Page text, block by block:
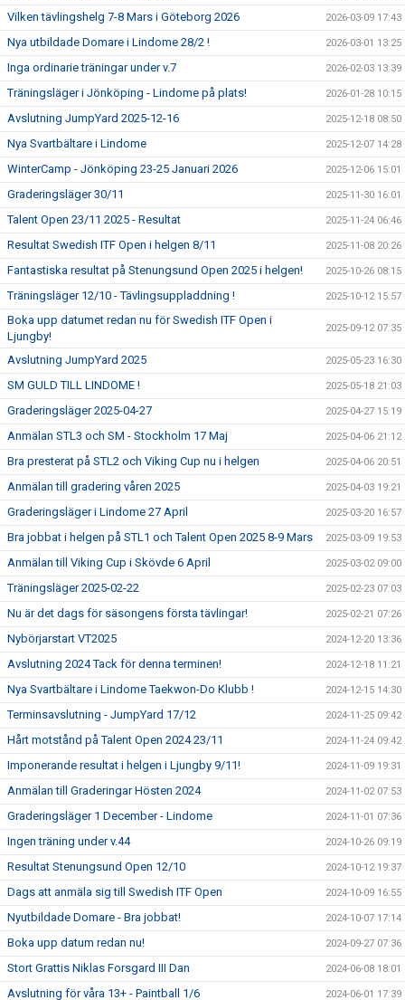
Vilken tävlingshelg 7-8 Mars i Göteborg 2026 2026-03-09 17:43
Nya utbildade Domare i Lindome 28/2 ! 2026-03-01 13:25
Inga ordinarie träningar under v.7 2026-02-03 13:39
Träningsläger i Jönköping - Lindome på plats! 2026-01-28 10:15
Avslutning JumpYard 2025-12-16 2025-12-18 08:50
Nya Svartbältare i Lindome 2025-12-07 14:28
WinterCamp - Jönköping 23-25 Januari 2026 2025-12-06 15:01
Graderingsläger 30/11 2025-11-30 16:01
Talent Open 23/11 2025 - Resultat 2025-11-24 06:46
Resultat Swedish ITF Open i helgen 8/11 2025-11-08 20:26
Fantastiska resultat på Stenungsund Open 2025 i helgen! 2025-10-26 08:15
Träningsläger 12/10 - Tävlingsuppladdning ! 2025-10-12 15:57
Boka upp datumet redan nu för Swedish ITF Open i
Ljungby!
2025-09-12 07:35
Avslutning JumpYard 2025 2025-05-23 16:30
SM GULD TILL LINDOME ! 2025-05-18 21:03
Graderingsläger 2025-04-27 2025-04-27 15:19
Anmälan STL3 och SM - Stockholm 17 Maj 2025-04-06 21:12
Bra presterat på STL2 och Viking Cup nu i helgen 2025-04-06 20:51
Anmälan till gradering våren 2025 2025-04-03 19:21
Graderingsläger i Lindome 27 April 2025-03-20 16:57
Bra jobbat i helgen på STL1 och Talent Open 2025 8-9 Mars 2025-03-09 19:53
Anmälan till Viking Cup i Skövde 6 April 2025-03-02 09:00
Träningsläger 2025-02-22 2025-02-23 07:03
Nu är det dags för säsongens första tävlingar! 2025-02-21 07:26
Nybörjarstart VT2025 2024-12-20 13:36
Avslutning 2024 Tack för denna terminen! 2024-12-18 11:21
Nya Svartbältare i Lindome Taekwon-Do Klubb ! 2024-12-15 14:30
Terminsavslutning - JumpYard 17/12 2024-11-25 09:42
Hårt motstånd på Talent Open 2024 23/11 2024-11-24 09:42
Imponerande resultat i helgen i Ljungby 9/11! 2024-11-09 19:31
Anmälan till Graderingar Hösten 2024 2024-11-02 07:53
Graderingsläger 1 December - Lindome 2024-11-01 07:36
Ingen träning under v.44 2024-10-26 09:19
Resultat Stenungsund Open 12/10 2024-10-12 19:37
Dags att anmäla sig till Swedish ITF Open 2024-10-09 16:55
Nyutbildade Domare - Bra jobbat! 2024-10-07 17:14
Boka upp datum redan nu! 2024-09-27 07:36
Stort Grattis Niklas Forsgard III Dan 2024-06-08 18:01
Avslutning för våra 13+ - Paintball 1/6 2024-06-01 17:39